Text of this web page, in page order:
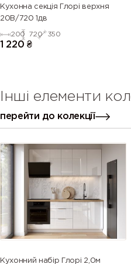
Кухонна секція Глорі верхня
20В/720 1дв
200 720 350
1 220 ₴
Інші елементи
перейти до колекції
Кухонний набір Глорі 2,0м